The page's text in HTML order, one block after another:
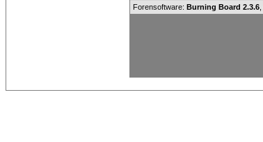
Forensoftware: Burning Board 2.3.6